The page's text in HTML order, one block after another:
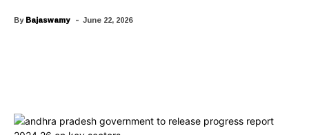
ByBajaswamy - June 22, 2026